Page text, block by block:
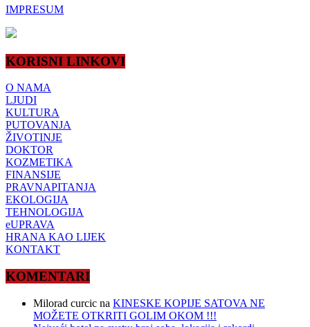
IMPRESUM
KORISNI LINKOVI
O NAMA
LJUDI
KULTURA
PUTOVANJA
ŽIVOTINJE
DOKTOR
KOZMETIKA
FINANSIJE
PRAVNAPITANJA
EKOLOGIJA
TEHNOLOGIJA
eUPRAVA
HRANA KAO LIJEK
KONTAKT
KOMENTARI
Milorad curcic na KINESKE KOPIJE SATOVA NE
MOŽETE OTKRITI GOLIM OKOM !!!